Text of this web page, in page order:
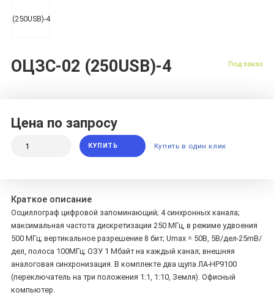
ОЦЗС-02 (250USB)-4 Под заказ
Цена по запросу
КУПИТЬ Купить в один клик
Краткое описание
Осциллограф цифровой запоминающий; 4 синхронных канала;
максимальная частота дискретизации 250 МГц, в режиме удвоения
500 МГц; вертикальное разрешение 8 бит; Umax = 50В, 5В/дел-25mВ/
дел, полоса 100МГц; ОЗУ 1 Мбайт на каждый канал; внешняя
аналоговая синхронизация. В комплекте два щупа ЛА-НР9100
(переключатель на три положения 1:1, 1:10, Земля). Офисный
компьютер.